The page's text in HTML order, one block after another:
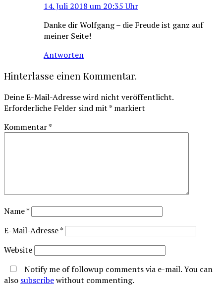
14. Juli 2018 um 20:35 Uhr
Danke dir Wolfgang – die Freude ist ganz auf
meiner Seite!
Antworten
Hinterlasse einen Kommentar.
Deine E-Mail-Adresse wird nicht veröffentlicht.
Erforderliche Felder sind mit* markiert
Kommentar*
Name*
E-Mail-Adresse*
Website
Notify me of followup comments via e-mail. You can
also subscribewithout commenting.